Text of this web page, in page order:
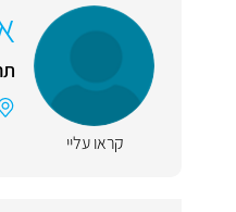
קראו עליי